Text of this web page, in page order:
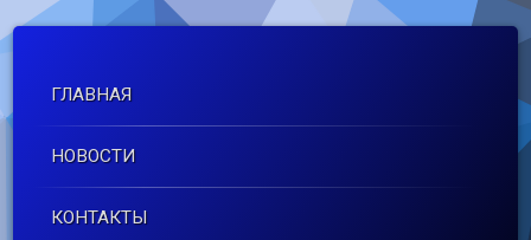
ГЛАВНАЯ
НОВОСТИ
КОНТАКТЫ